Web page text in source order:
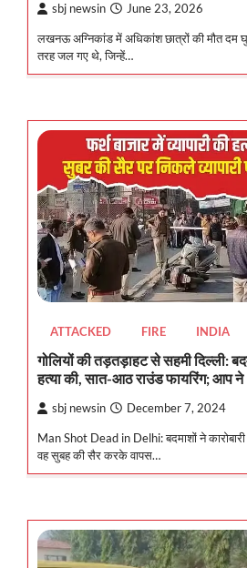
sbj newsin June 23, 2026
लखनऊ अग्निकांड में अधिकांश छात्रों की मौत दम
तरह जल गए थे, जिन्हें…
ATTACKED FIRE INDIA
गोलियों की तड़तड़ाहट से सहमी दिल्ली:
हत्या की, सात-आठ राउंड फायरिंग; आप ने
sbj newsin December 7, 2024
Man Shot Dead in Delhi: बदमाशों ने
वह सुबह की सैर करके वापस…